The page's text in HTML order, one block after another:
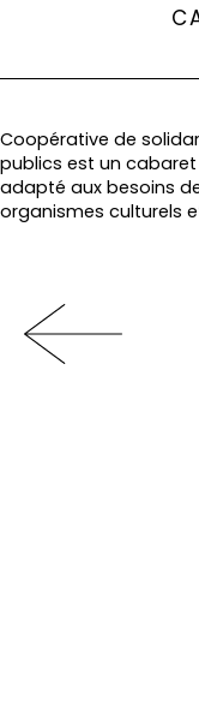
Coopérative de
publics est un
adapté aux besoins
organismes culturels